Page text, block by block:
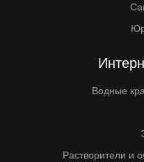
Водные
Растворители и